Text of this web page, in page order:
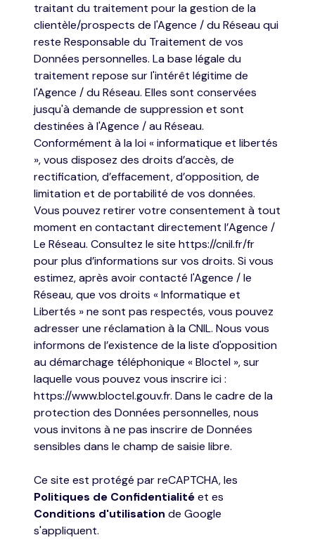
traitant du traitement pour la gestion de la
clientèle/prospects de l'Agence / du Réseau qui
reste Responsable du Traitement de vos
Données personnelles. La base légale du
traitement repose sur l'intérêt légitime de
l'Agence / du Réseau. Elles sont conservées
jusqu'à demande de suppression et sont
destinées à l'Agence / au Réseau.
Conformément à la loi « informatique et libertés
», vous disposez des droits d’accès, de
rectification, d’effacement, d’opposition, de
limitation et de portabilité de vos données.
Vous pouvez retirer votre consentement à tout
moment en contactant directement l’Agence /
Le Réseau. Consultez le site https://cnil.fr/fr
pour plus d’informations sur vos droits. Si vous
estimez, après avoir contacté l'Agence / le
Réseau, que vos droits « Informatique et
Libertés » ne sont pas respectés, vous pouvez
adresser une réclamation à la CNIL. Nous vous
informons de l’existence de la liste d'opposition
au démarchage téléphonique « Bloctel », sur
laquelle vous pouvez vous inscrire ici :
https://www.bloctel.gouv.fr. Dans le cadre de la
protection des Données personnelles, nous
vous invitons à ne pas inscrire de Données
sensibles dans le champ de saisie libre.
Ce site est protégé par reCAPTCHA, les
Politiques de Confidentialitéet es
Conditions d'utilisation de Google
s'appliquent.